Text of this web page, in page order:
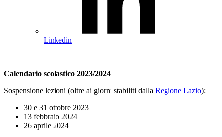
Linkedin
Calendario scolastico 2023/2024
Sospensione lezioni (oltre ai giorni stabiliti dalla Regione Lazio):
30 e 31 ottobre 2023
13 febbraio 2024
26 aprile 2024